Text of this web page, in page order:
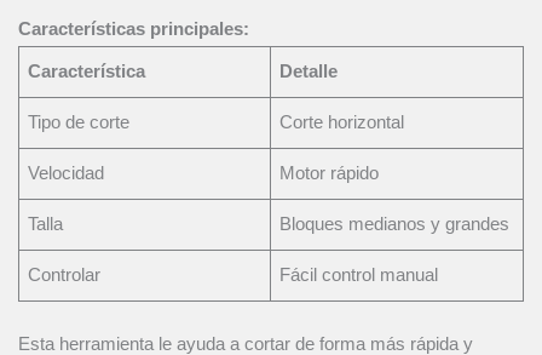
Características principales:
Característica Detalle
Tipo de corte Corte horizontal
Velocidad Motor rápido
Talla Bloques medianos y grandes
Controlar Fácil control manual
Esta herramienta le ayuda a cortar de forma más rápida y